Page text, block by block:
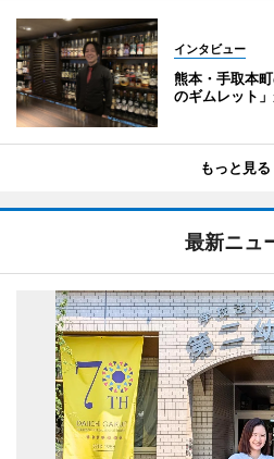
インタビュー
熊本・手取本
のギムレット
もっと見る
最新ニュ